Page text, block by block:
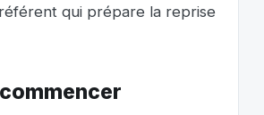
qui prépare la reprise